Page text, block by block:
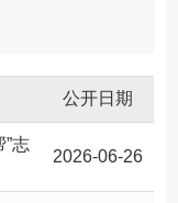
公开日期
志
2026-06-26